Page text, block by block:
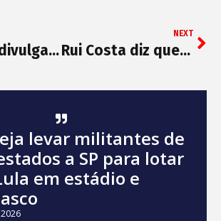
Rui Costa divulga atrações do São João em Salvador que terá Juliette
NEXT
Rui Costa diz que governo federal “fez aliança” com o coronavírus
levar militantes de
a SP para lotar
em estádio e